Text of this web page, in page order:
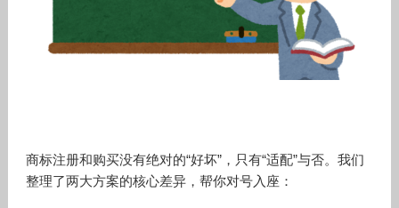
商标注册和购买没有绝对的“好坏”，只有“适配”与否。我们
整理了两大方案的核心差异，帮你对号入座：